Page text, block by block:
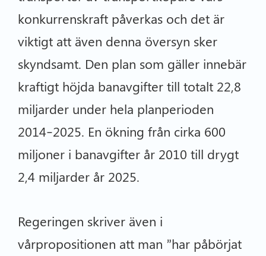
konkurrenskraft påverkas och det är
viktigt att även denna översyn sker
skyndsamt. Den plan som gäller innebär
kraftigt höjda banavgifter till totalt 22,8
miljarder under hela planperioden
2014–2025. En ökning från cirka 600
miljoner i banavgifter år 2010 till drygt
2,4 miljarder år 2025.
Regeringen skriver även i
vårpropositionen att man ”har påbörjat